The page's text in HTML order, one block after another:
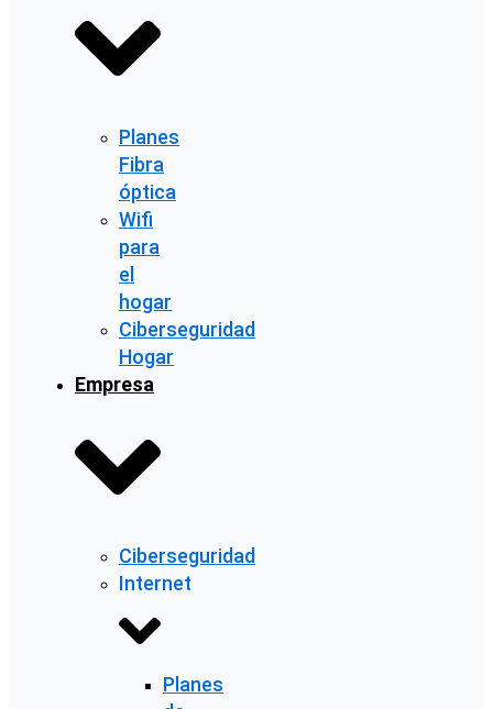
Planes
Fibra
óptica
Wifi
para
el
hogar
Ciberseguridad
Hogar
Empresa
Ciberseguridad
Internet
Planes